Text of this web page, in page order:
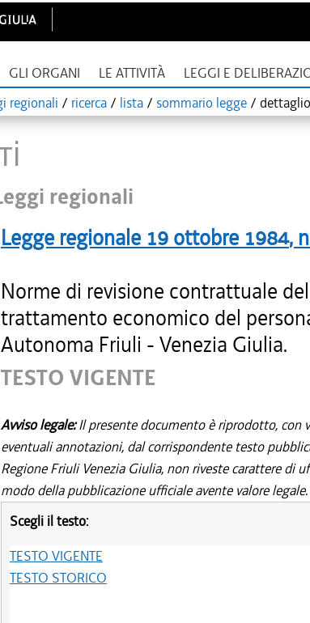
GLI ORGANI LE ATTIVITÀ LEGGI E
regionali / ricerca / lista / sommario legge /
regionali
Legge regionale 19 ottobre 1984,
Norme di revisione contrattuale
trattamento economico del
Autonoma Friuli - Venezia Giulia.
TESTO VIGENTE
Avviso legale:Il presente documento è riprodotto, con
eventuali annotazioni, dal corrispondente testo
Regione Friuli Venezia Giulia, non riveste carattere di
modo della pubblicazione ufficiale avente valore legale.
Scegli il testo:
TESTO VIGENTE
TESTO STORICO